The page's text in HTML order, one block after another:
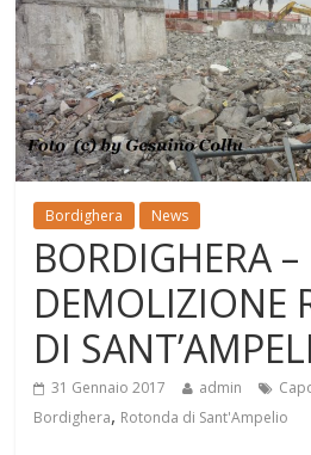
Bordighera News
BORDIGHERA –
DEMOLIZIONE
DI
31 Gennaio 2017 admin
Bordighera, Rotonda di Sant'Ampelio